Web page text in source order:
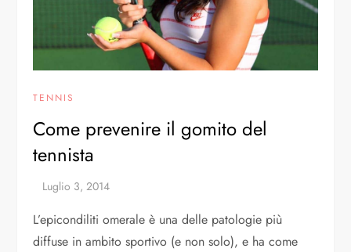
TENNIS
Come prevenire il gomito del
tennista
L’epicondiliti omerale è una delle patologie più
diffuse in ambito sportivo (e non solo), e ha come